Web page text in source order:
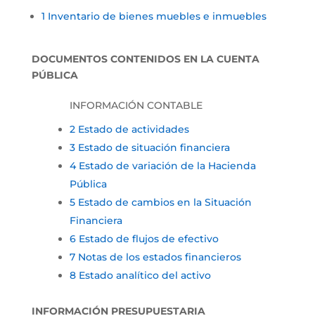
1 Inventario de bienes muebles e inmuebles
DOCUMENTOS CONTENIDOS EN LA CUENTA
PÚBLICA
INFORMACIÓN CONTABLE
2 Estado de actividades
3 Estado de situación financiera
4 Estado de variación de la Hacienda
Pública
5 Estado de cambios en la Situación
Financiera
6 Estado de flujos de efectivo
7 Notas de los estados financieros
8 Estado analítico del activo
INFORMACIÓN PRESUPUESTARIA